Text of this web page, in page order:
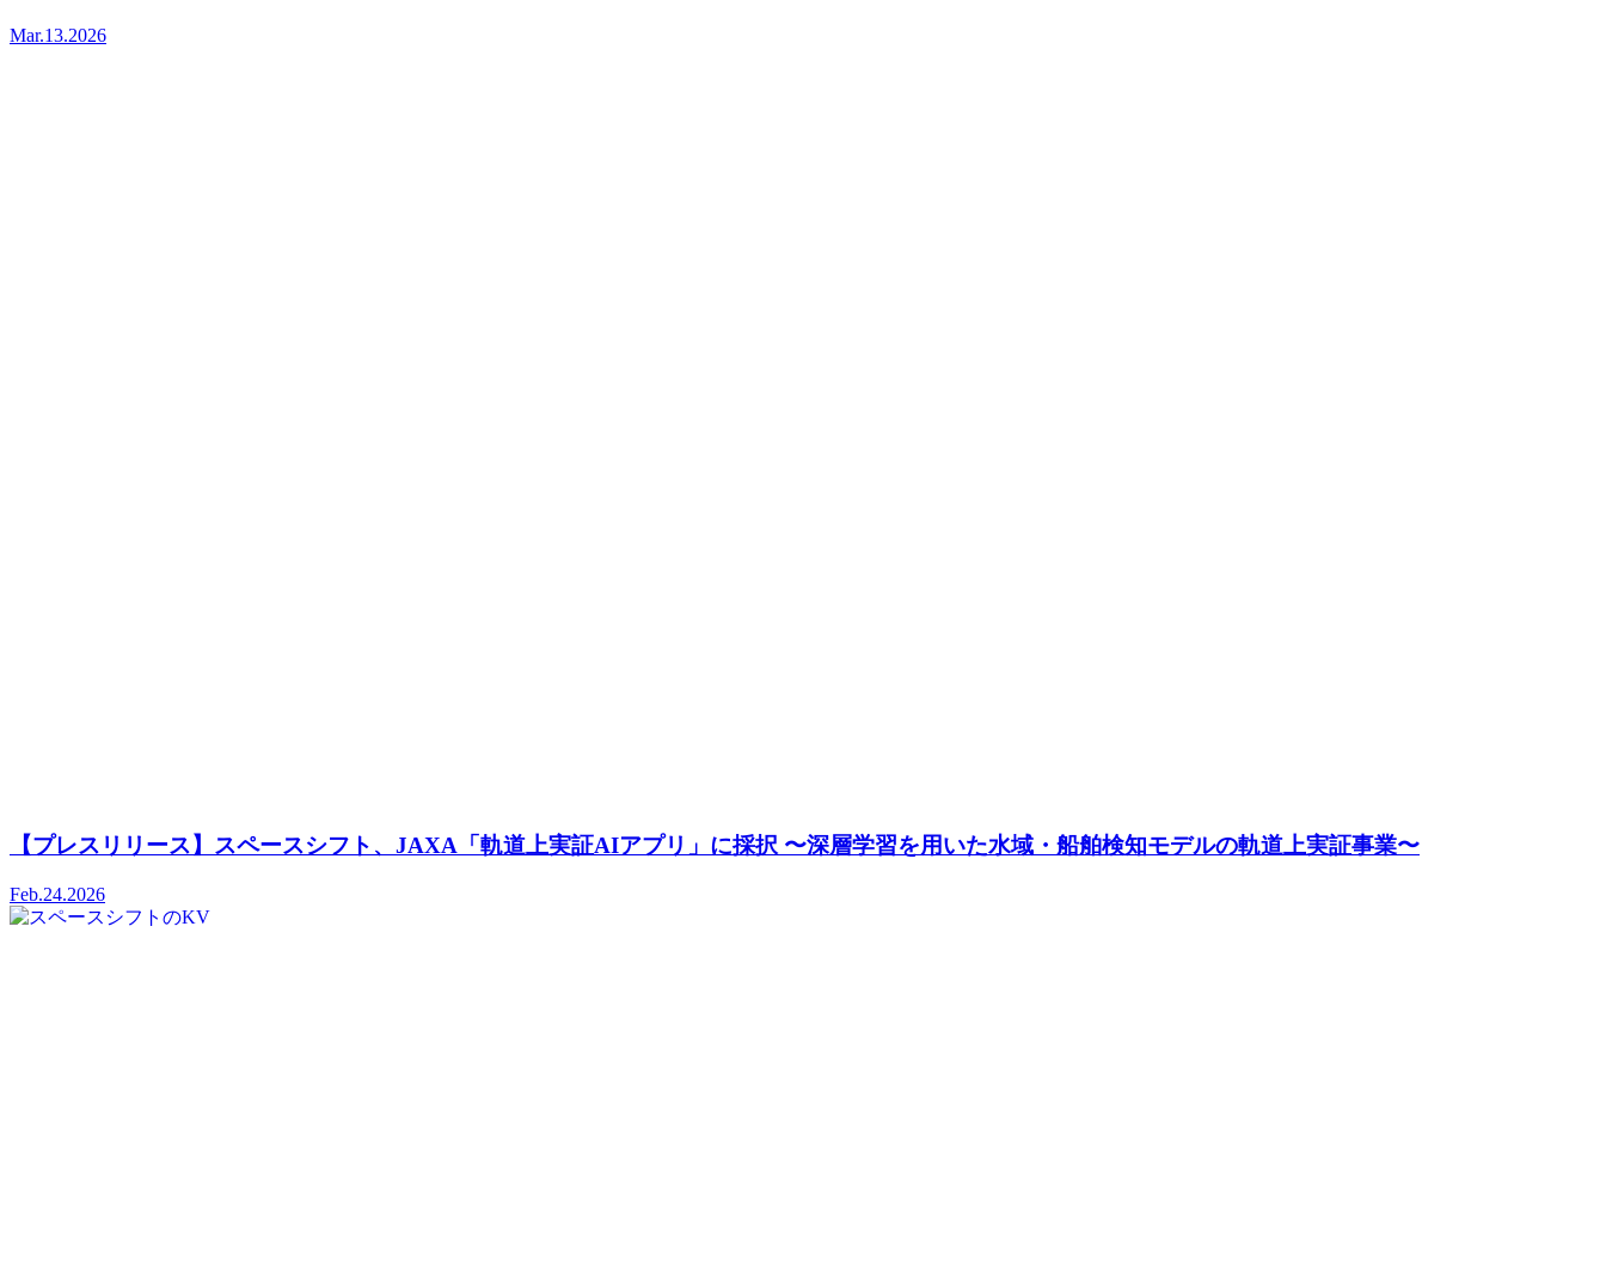
Mar.13.2026
【プレスリリース】スペースシフト、JAXA「軌道上実証AIアプリ」に採択 〜深層学習を用いた水域・船舶検知モデルの軌道上実証事業〜
Feb.24.2026